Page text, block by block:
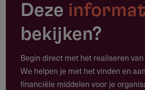
waaronder:
Lezingen, debatten, festivals en
Educatieve programma’s binnen of
Podcasts, documentaires en andere
Theater, tentoonstellingen of andere
Deze
bekijken?
Begin direct met het realiseren
We helpen je met het vinden en
financiële middelen voor je